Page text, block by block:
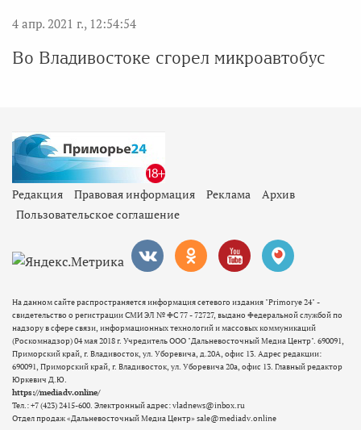
4 апр. 2021 г., 12:54:54
Во Владивостоке сгорел микроавтобус
Редакция Правовая информация Реклама
Архив
Пользовательское соглашение
На данном сайте распространяется информация сетевого издания "Primorye 24" -
свидетельство о регистрации СМИ ЭЛ № ФС 77 - 72727, выдано Федеральной службой по
надзору в сфере связи, информационных технологий и массовых коммуникаций
(Роскомнадзор) 04 мая 2018 г. Учредитель ООО "Дальневосточный Медиа Центр". 690091,
Приморский край, г. Владивосток, ул. Уборевича, д.20А, офис 13. Адрес редакции:
690091, Приморский край, г. Владивосток, ул. Уборевича 20а, офис 13. Главный редактор
Юркевич Д.Ю.
https://mediadv.online/
Тел.: +7 (423) 2415-600. Электронный адрес: vladnews@inbox.ru
Отдел продаж «Дальневосточный Медиа Центр» sale@mediadv.online